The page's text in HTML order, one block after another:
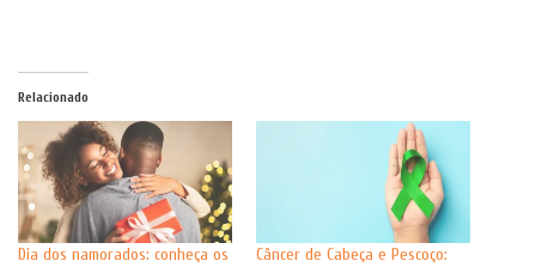
Relacionado
Dia dos namorados: conheça os
Câncer de Cabeça e Pescoço: